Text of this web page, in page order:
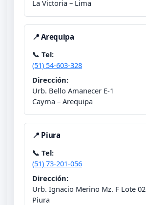
La Victoria – Lima
📍 Arequipa
📞 Tel:
(51) 54-603-328
Dirección:
Urb. Bello Amanecer E-1
Cayma – Arequipa
📍 Piura
📞 Tel:
(51) 73-201-056
Dirección:
Urb. Ignacio Merino Mz. F Lote 02
Piura